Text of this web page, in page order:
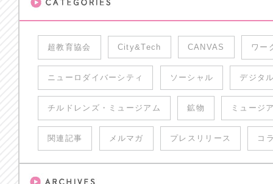
超教育協会 City&Tech CANVAS ワー
ニューロダイバーシティ ソーシャル デジタ
チルドレンズ・ミュージアム 鉱物 ミュージ
関連記事 メルマガ プレスリリース コ